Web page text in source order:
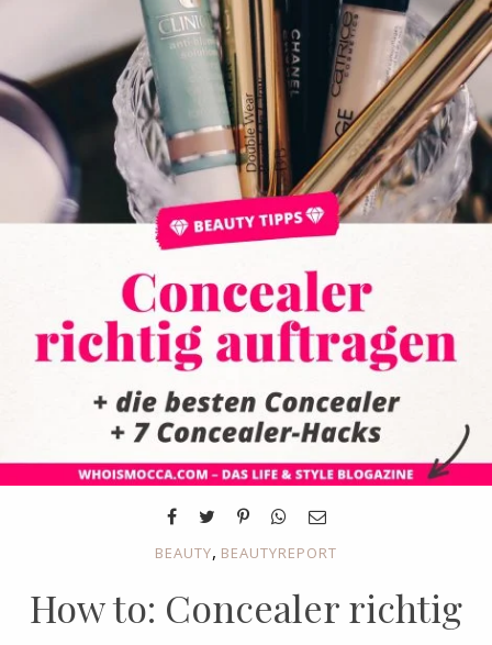
BEAUTY, BEAUTYREPORT
How to: Concealer richtig